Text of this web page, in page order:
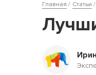
Главная Статьи